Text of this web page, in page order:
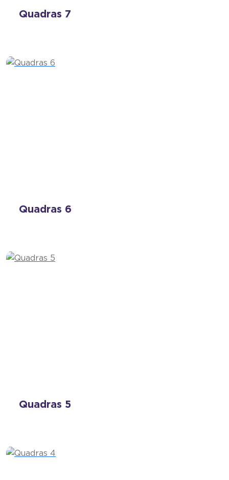
Quadras 7
Quadras 6
Quadras 5